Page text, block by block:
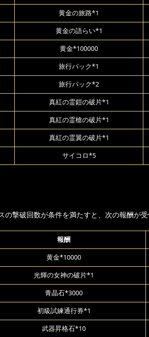
黄金の旅路*1
黄金の語らい*1
黄金*100000
旅行パック*1
旅行パック*2
真紅の霊鎧の破片*1
真紅の霊槍の破片*1
真紅の霊翼の破片*1
サイコロ*5
撃破回数が条件を満たすと、次の報酬が受
報酬
黄金*10000
光輝の女神の破片*1
青晶石*3000
初級試練通行券*1
武器昇格石*10